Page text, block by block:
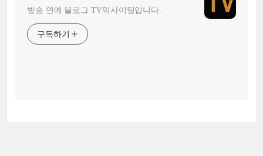
방송 연예 블로그 TV익사이팅입니다.
구독하기